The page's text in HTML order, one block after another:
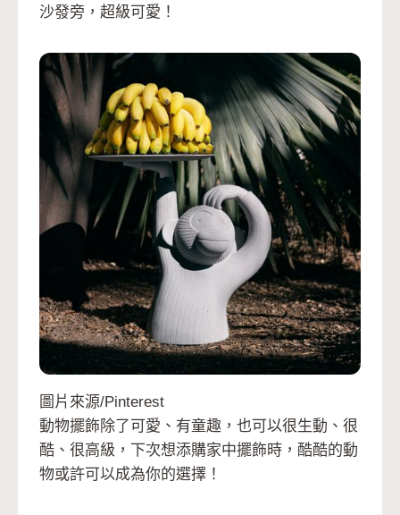
沙發旁，超級可愛！
圖片來源/Pinterest
動物擺飾除了可愛、有童趣，也可以很生動、很
酷、很高級，下次想添購家中擺飾時，酷酷的動
物或許可以成為你的選擇！